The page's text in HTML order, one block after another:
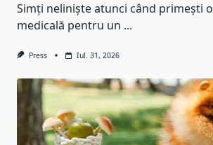
Simți neliniște atunci când primești
medicală pentru un ...
Press Iul. 31, 2026